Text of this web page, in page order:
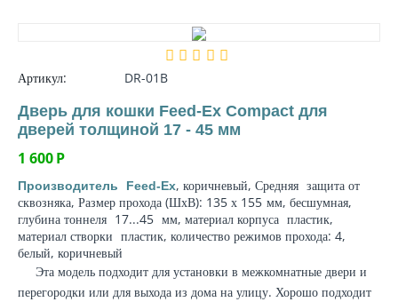
Артикул: DR-01B
Дверь для кошки Feed-Ex Compact для
дверей толщиной 17 - 45 мм
1 600Р
Производитель Feed-Ex, коричневый, Средняя защита от
сквозняка, Размер прохода (ШхВ): 135 х 155 мм, бесшумная,
глубина тоннеля 17...45 мм, материал корпуса пластик,
материал створки пластик, количество режимов прохода: 4,
белый, коричневый
Эта модель подходит для установки в межкомнатные двери и
перегородки или для выхода из дома на улицу. Хорошо подходит